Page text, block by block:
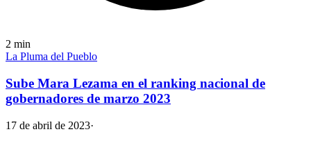
2 min
La Pluma del Pueblo
Sube Mara Lezama en el ranking nacional de
gobernadores de marzo 2023
17 de abril de 2023·